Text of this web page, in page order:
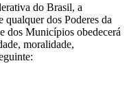
do Brasil, a
dos Poderes da
dos Municípios obedecerá
moralidade,